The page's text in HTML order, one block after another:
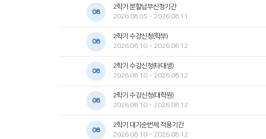
08
2학기 분할납부신청기간
2026.08.05 - 2026.08.11
08
2학기 수강신청(학부)
2026.08.10 - 2026.08.12
08
2학기 수강신청(타대생)
2026.08.10 - 2026.08.12
08
2학기 수강신청(대학원)
2026.08.10 - 2026.08.12
08
2학기 대기순번제 적용기간
2026.08.10 - 2026.08.12